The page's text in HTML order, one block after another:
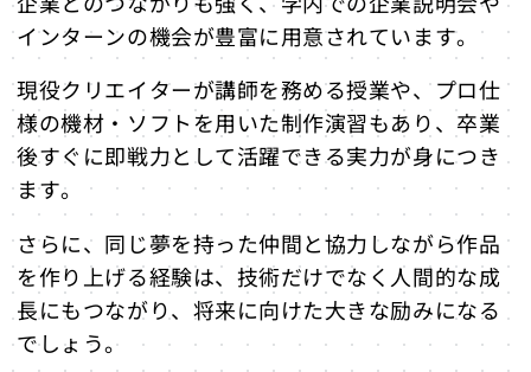
インターンの機会が豊富に用意されています。
現役クリエイターが講師を務める授業や、プロ仕
様の機材・ソフトを用いた制作演習もあり、卒業
後すぐに即戦力として活躍できる実力が身につき
ます。
さらに、同じ夢を持った仲間と協力しながら作品
を作り上げる経験は、技術だけでなく人間的な成
長にもつながり、将来に向けた大きな励みになる
でしょう。